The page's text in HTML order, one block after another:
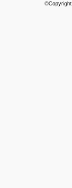
©Copyright